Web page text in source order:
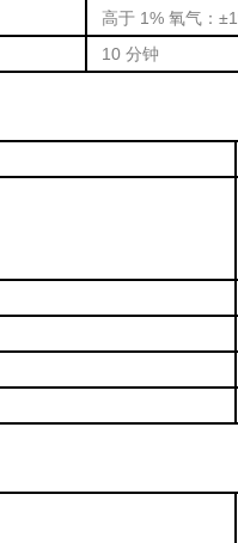
高于 1% 氧气
10 分钟